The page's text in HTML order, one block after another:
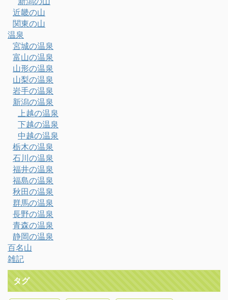
近畿の山
関東の山
温泉
宮城の温泉
富山の温泉
山形の温泉
山梨の温泉
岩手の温泉
新潟の温泉
上越の温泉
下越の温泉
中越の温泉
栃木の温泉
石川の温泉
福井の温泉
福島の温泉
秋田の温泉
群馬の温泉
長野の温泉
青森の温泉
静岡の温泉
百名山
雑記
タグ